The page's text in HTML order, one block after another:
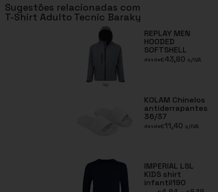
Sugestões relacionadas com
T-Shirt Adulto Tecnic Baraky
REPLAY MEN
HOODED
SOFTSHELL
desde€43,80 s/IVA
KOLAM Chinelos
antiderrapantes
36/37
desde€11,40 s/IVA
IMPERIAL LSL
KIDS shirt
infantil190